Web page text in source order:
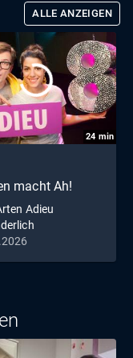
ALLE ANZEIGEN
24 min
macht Ah!
Adieu